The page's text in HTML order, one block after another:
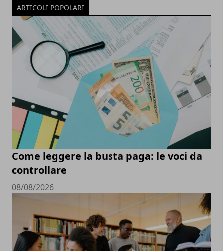
ARTICOLI POPOLARI
Come leggere la busta paga: le voci da
controllare
08/08/2026